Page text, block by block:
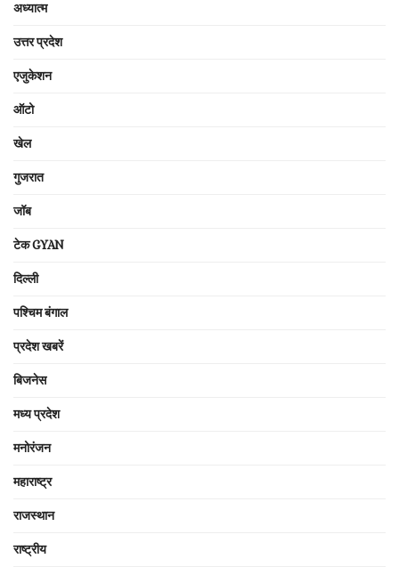
अध्यात्म
उत्तर प्रदेश
एजुकेशन
ऑटो
खेल
गुजरात
जॉब
टेक GYAN
दिल्ली
पश्चिम बंगाल
प्रदेश खबरें
बिजनेस
मध्य प्रदेश
मनोरंजन
महाराष्ट्र
राजस्थान
राष्ट्रीय